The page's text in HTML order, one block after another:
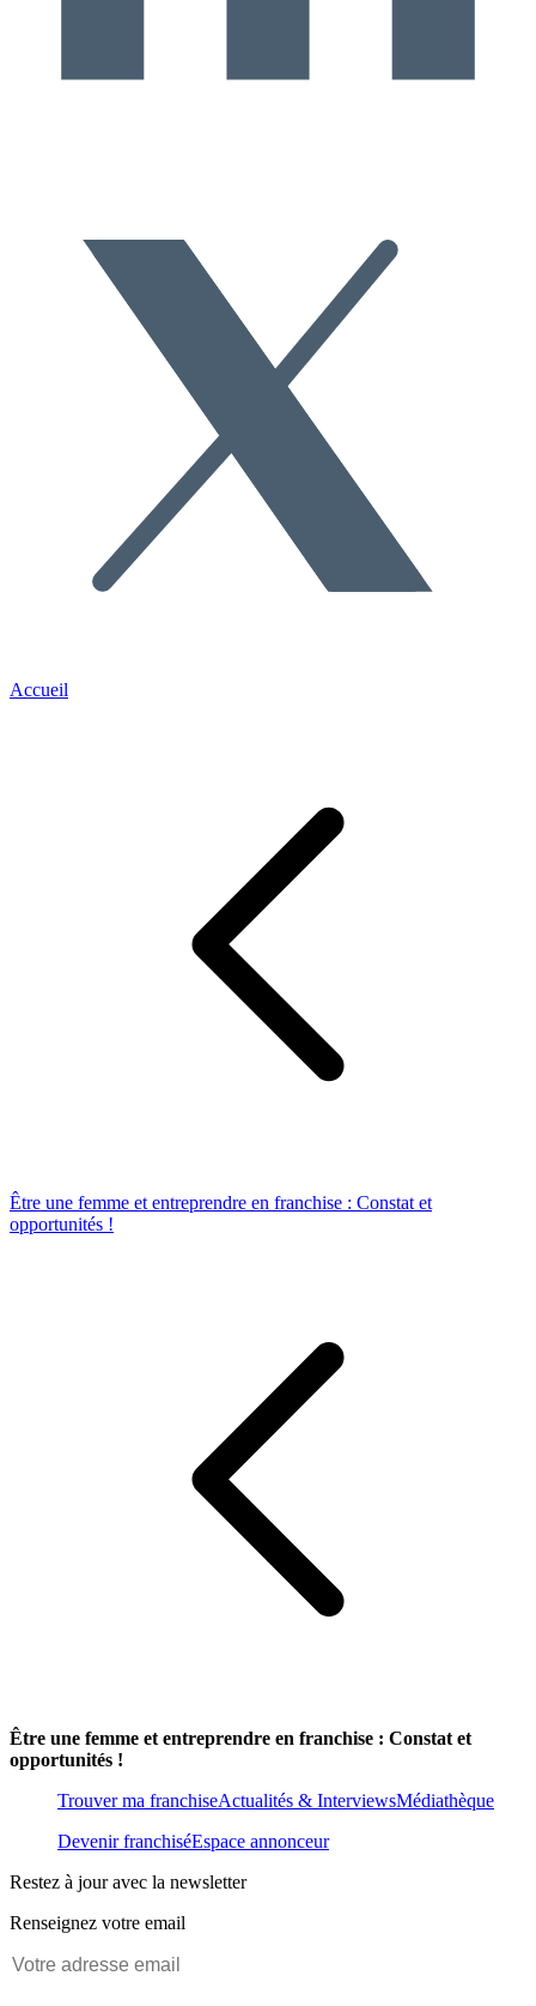
Accueil
Être une femme et entreprendre en franchise : Constat et
opportunités !
Être une femme et entreprendre en franchise : Constat et
opportunités !
Trouver ma franchiseActualités & InterviewsMédiathèque
Devenir franchiséEspace annonceur
Restez à jour avec la newsletter
Renseignez votre email